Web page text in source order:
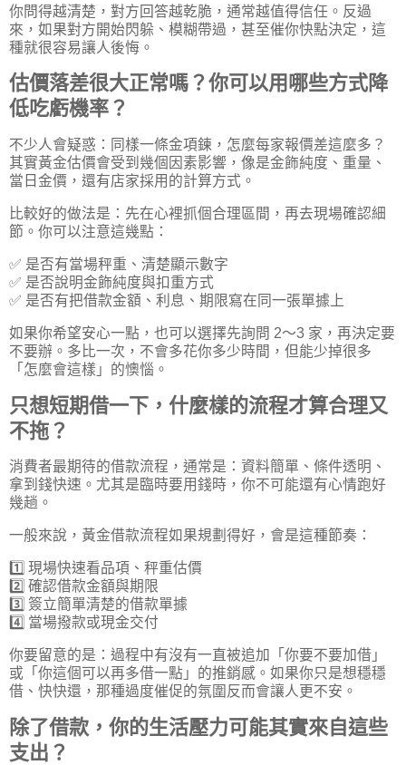
你問得越清楚，對方回答越乾脆，通常越值得信任。反過
來，如果對方開始閃躲、模糊帶過，甚至催你快點決定，這
種就很容易讓人後悔。
估價落差很大正常嗎？你可以用哪些方式降
低吃虧機率？
不少人會疑惑：同樣一條金項鍊，怎麼每家報價差這麼多？
其實黃金估價會受到幾個因素影響，像是金飾純度、重量、
當日金價，還有店家採用的計算方式。
比較好的做法是：先在心裡抓個合理區間，再去現場確認細
節。你可以注意這幾點：
✅ 是否有當場秤重、清楚顯示數字
✅ 是否說明金飾純度與扣重方式
✅ 是否有把借款金額、利息、期限寫在同一張單據上
如果你希望安心一點，也可以選擇先詢問 2～3 家，再決定要
不要辦。多比一次，不會多花你多少時間，但能少掉很多
「怎麼會這樣」的懊惱。
只想短期借一下，什麼樣的流程才算合理又
不拖？
消費者最期待的借款流程，通常是：資料簡單、條件透明、
拿到錢快速。尤其是臨時要用錢時，你不可能還有心情跑好
幾趟。
一般來說，黃金借款流程如果規劃得好，會是這種節奏：
1️⃣ 現場快速看品項、秤重估價
2️⃣ 確認借款金額與期限
3️⃣ 簽立簡單清楚的借款單據
4️⃣ 當場撥款或現金交付
你要留意的是：過程中有沒有一直被追加「你要不要加借」
或「你這個可以再多借一點」的推銷感。如果你只是想穩穩
借、快快還，那種過度催促的氛圍反而會讓人更不安。
除了借款，你的生活壓力可能其實來自這些
支出？